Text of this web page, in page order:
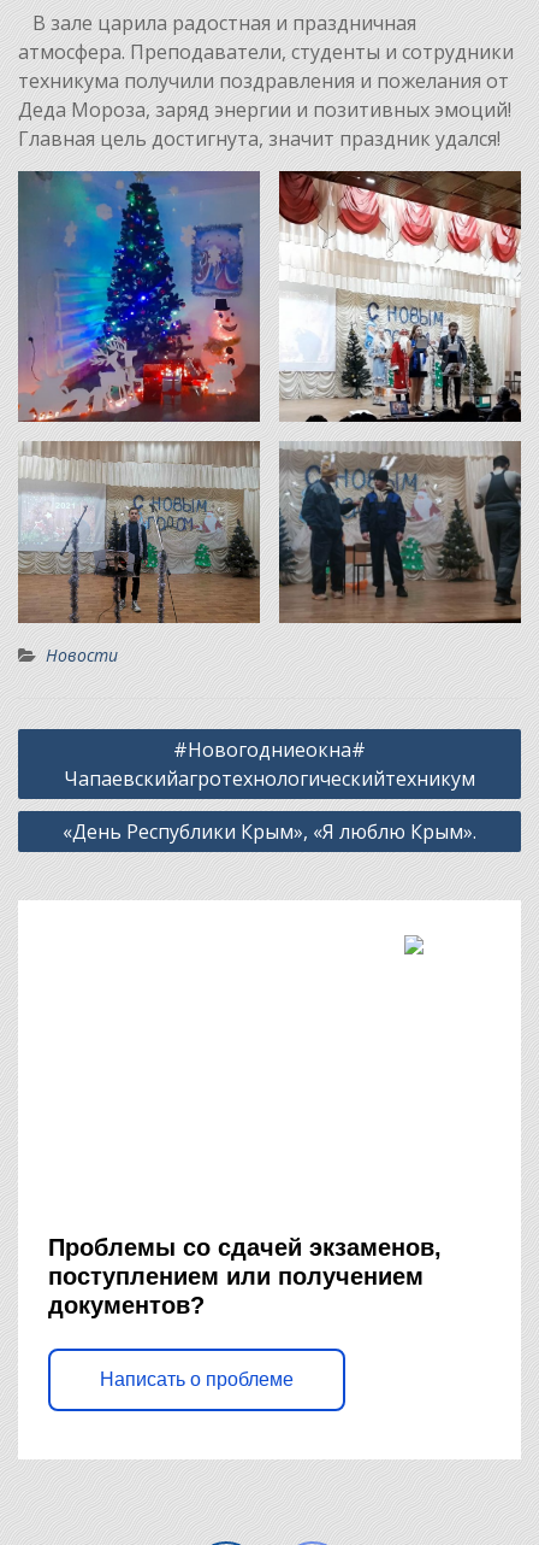
В зале царила радостная и праздничная
атмосфера. Преподаватели, студенты и сотрудники
техникума получили поздравления и пожелания от
Деда Мороза, заряд энергии и позитивных эмоций!
Главная цель достигнута, значит праздник удался!
Новости
Навигация
записям
#Новогодниеокна#
Чапаевскийагротехнологическийтехникум
«День Республики Крым», «Я люблю Крым».
Проблемы со сдачей экзаменов,
поступлением или получением
документов?
Написать о проблеме